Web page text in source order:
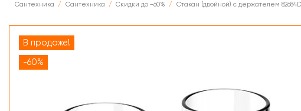
Сантехника Сантехника Скидки до −60% Стакан (двойной) с держателем
В продаже!
-60%